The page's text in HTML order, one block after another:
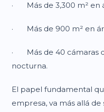
· Más de 3,300 m² en
· Más de 900 m² en
· Más de 40 cámaras
nocturna.
El papel fundamental
empresa, va más allá